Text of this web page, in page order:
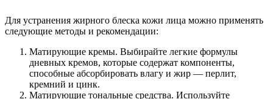
Для устранения жирного блеска кожи лица можно применять
следующие методы и рекомендации:
Матирующие кремы. Выбирайте легкие формулы
дневных кремов, которые содержат компоненты,
способные абсорбировать влагу и жир — перлит,
кремний и цинк.
Матирующие тональные средства. Используйте